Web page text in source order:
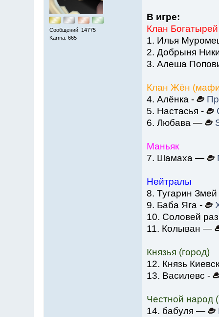
Сообщений: 14775
Karma: 665
В игре:
Клан
1. Илья
2. Добрыня
3. Алеша
Клан Жён
4. Алёнка -
5. Настасья -
6. Любава —
Маньяк
7. Шамаха —
Нейтралы
8. Тугарин
9. Баба Яга -
10. Соловей
11. Колыван —
Князья (город)
12. Князь
13. Василевс -
Честной народ
14. бабуля —